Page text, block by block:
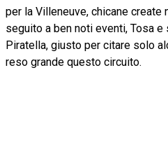
per la Villeneuve, chicane create
seguito a ben noti eventi, Tosa e
Piratella, giusto per citare solo
reso grande questo circuito.